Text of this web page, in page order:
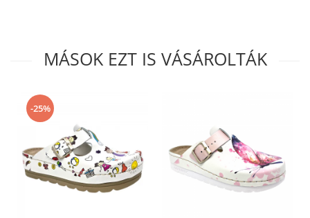
MÁSOK EZT IS VÁSÁROLTÁK
-25%